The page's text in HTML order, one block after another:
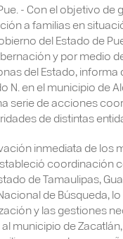
- Con el objetivo de
a familias en
del Estado de
y por medio
del Estado, informa
N. en el municipio de
serie de acciones
de distintas
inmediata de los
coordinación
de Tamaulipas,
de Búsqueda,
y las gestiones
municipio de